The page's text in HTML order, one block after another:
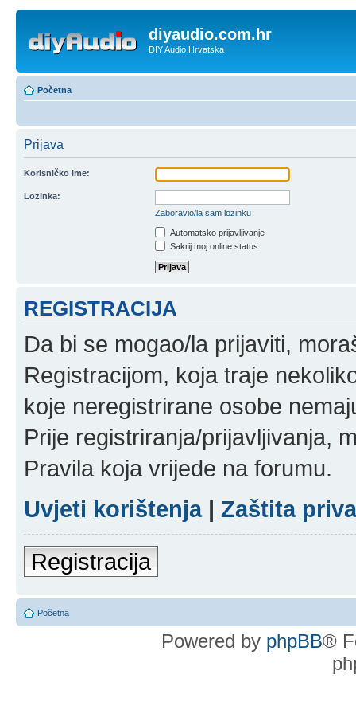
diyaudio.com.hr
DIY Audio Hrvatska
Početna
Prijava
Korisničko ime:
Lozinka:
Zaboravio/la sam lozinku
Automatsko prijavljivanje
Sakrij moj online status
REGISTRACIJA
Da bi se mogao/la prijaviti,
Registracijom, koja traje
koje neregistrirane osobe
Prije registriranja/prijavljivanja,
Pravila koja vrijede na forumu.
Uvjeti korištenja| Zaštita
Registracija
Početna
Powered by phpBB®